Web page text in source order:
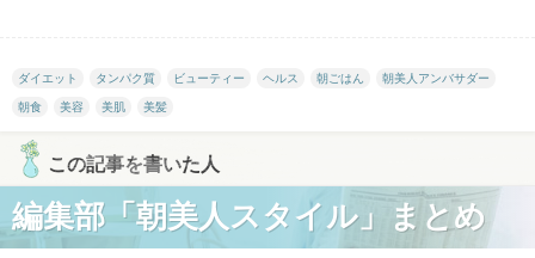
ダイエット タンパク質 ビューティー ヘルス 朝ごはん 朝美人アンバサダー
朝食 美容 美肌 美髪
この記事を書いた人
編集部「朝美人スタイル」まとめ